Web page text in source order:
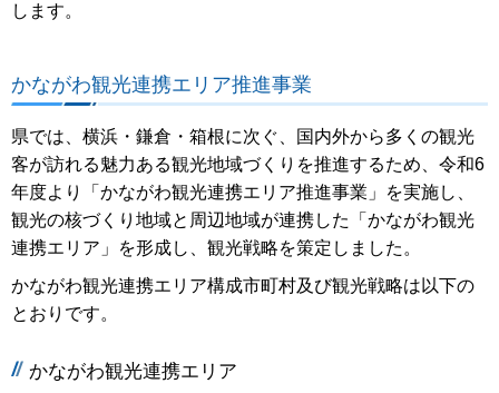
します。
かながわ観光連携エリア推進事業
県では、横浜・鎌倉・箱根に次ぐ、国内外から多くの観光
客が訪れる魅力ある観光地域づくりを推進するため、令和6
年度より「かながわ観光連携エリア推進事業」を実施し、
観光の核づくり地域と周辺地域が連携した「かながわ観光
連携エリア」を形成し、観光戦略を策定しました。
かながわ観光連携エリア構成市町村及び観光戦略は以下の
とおりです。
かながわ観光連携エリア